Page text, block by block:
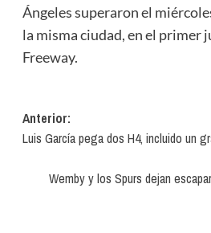
Ángeles superaron el
la misma ciudad, en el primer
Freeway.
Navegación
de
entradas
Anterior:
Luis García pega dos H4, incluido un
Wemby y los Spurs dejan